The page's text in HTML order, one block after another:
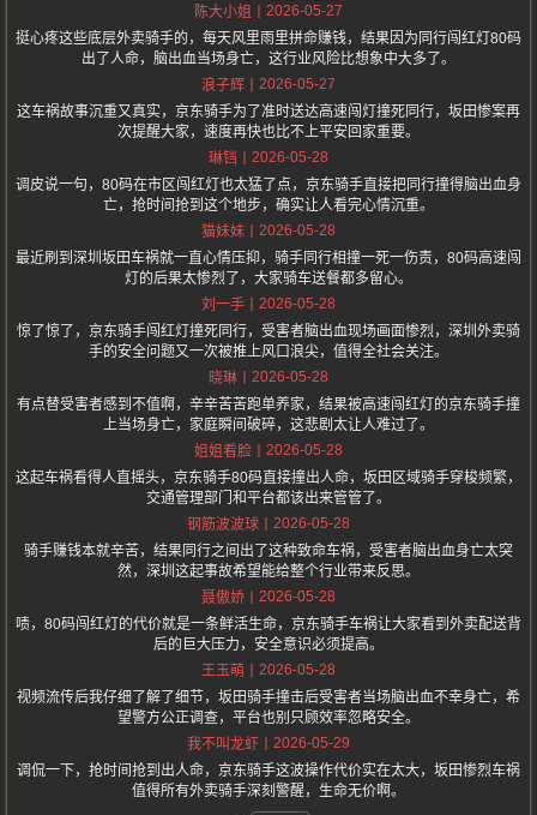
陈大小姐
2026-05-27
挺心疼这些底层外卖骑手的，每天风里雨里拼命赚钱，结果因为同行闯红灯80码
出了人命，脑出血当场身亡，这行业风险比想象中大多了。
浪子辉
2026-05-27
这车祸故事沉重又真实，京东骑手为了准时送达高速闯灯撞死同行，坂田惨案再
次提醒大家，速度再快也比不上平安回家重要。
琳铛
2026-05-28
调皮说一句，80码在市区闯红灯也太猛了点，京东骑手直接把同行撞得脑出血身
亡，抢时间抢到这个地步，确实让人看完心情沉重。
猫妹妹
2026-05-28
最近刷到深圳坂田车祸就一直心情压抑，骑手同行相撞一死一伤责，80码高速闯
灯的后果太惨烈了，大家骑车送餐都多留心。
刘一手
2026-05-28
惊了惊了，京东骑手闯红灯撞死同行，受害者脑出血现场画面惨烈，深圳外卖骑
手的安全问题又一次被推上风口浪尖，值得全社会关注。
晓琳
2026-05-28
有点替受害者感到不值啊，辛辛苦苦跑单养家，结果被高速闯红灯的京东骑手撞
上当场身亡，家庭瞬间破碎，这悲剧太让人难过了。
姐姐看脸
2026-05-28
这起车祸看得人直摇头，京东骑手80码直接撞出人命，坂田区域骑手穿梭频繁，
交通管理部门和平台都该出来管管了。
钢筋波波球
2026-05-28
骑手赚钱本就辛苦，结果同行之间出了这种致命车祸，受害者脑出血身亡太突
然，深圳这起事故希望能给整个行业带来反思。
聂傲娇
2026-05-28
啧，80码闯红灯的代价就是一条鲜活生命，京东骑手车祸让大家看到外卖配送背
后的巨大压力，安全意识必须提高。
王玉萌
2026-05-28
视频流传后我仔细了解了细节，坂田骑手撞击后受害者当场脑出血不幸身亡，希
望警方公正调查，平台也别只顾效率忽略安全。
我不叫龙虾
2026-05-29
调侃一下，抢时间抢到出人命，京东骑手这波操作代价实在太大，坂田惨烈车祸
值得所有外卖骑手深刻警醒，生命无价啊。